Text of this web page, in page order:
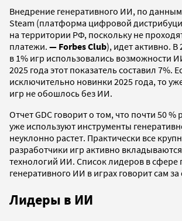
Внедрение генеративного ИИ, по
Steam (платформа цифровой
на территории РФ, поскольку не
платежи. — Forbes Club), идет активно. В
в 1% игр использовались возможности
2025 года этот показатель составил 7%.
исключительно новинки 2025 года, то
игр не обошлось без ИИ.
Отчет GDC говорит о том, что почти 50 %
уже используют инструменты
неуклонно растет. Практически все
разработчики игр активно
технологий ИИ. Список лидеров в сфере
генеративного ИИ в играх говорит сам за
Лидеры в ИИ